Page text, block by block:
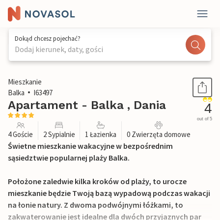
Dokąd chcesz pojechać?
Dodaj kierunek, daty, gości
1 / 29
Mieszkanie
Balka
I63497
Apartament - Balka , Dania 4
out of 5
4 Goście 2 Sypialnie 1 Łazienka 0 Zwierzęta domowe
Świetne mieszkanie wakacyjne w bezpośrednim
sąsiedztwie popularnej plaży Balka.
Położone zaledwie kilka kroków od plaży, to urocze
mieszkanie będzie Twoją bazą wypadową podczas wakacji
na łonie natury. Z dwoma podwójnymi łóżkami, to
zakwaterowanie jest idealne dla dwóch przyjaznych par